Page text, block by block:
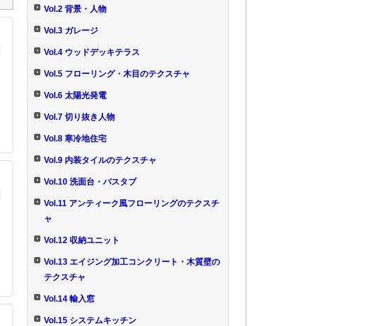
Vol.2 背景・人物
Vol.3 ガレージ
Vol.4 ウッドデッキテラス
Vol.5 フローリング・木目のテクスチャ
Vol.6 太陽光発電
Vol.7 切り抜き人物
Vol.8 寒冷地住宅
Vol.9 内装タイルのテクスチャ
Vol.10 洗面台・バスタブ
Vol.11 アンティーク風フローリングのテクスチ
ャ
Vol.12 収納ユニット
Vol.13 エイジング加工コンクリート・木質壁の
テクスチャ
Vol.14 輸入窓
Vol.15 システムキッチン